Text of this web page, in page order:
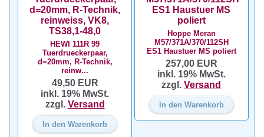
HEWI 111R 99
Tuerdrueckerpaar,
d=20mm, R-Technik,
reinw...
49,50 EUR
inkl. 19% MwSt.
zzgl. Versand
In den Warenkorb
Hoppe Meran
M57/371A/370/112SH
ES1 Haustuer MS poliert
257,00 EUR
inkl. 19% MwSt.
zzgl. Versand
In den Warenkorb